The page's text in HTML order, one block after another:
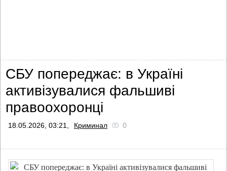
СБУ попереджає: в Україні
активізувалися фальшиві
правоохоронці
18.05.2026, 03:21, Криминал 0